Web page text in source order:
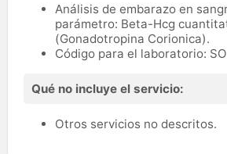
Análisis de embarazo en
parámetro: Beta-Hcg
(Gonadotropina Corionica).
Código para el laboratorio:
Qué no incluye el servicio:
Otros servicios no descritos.